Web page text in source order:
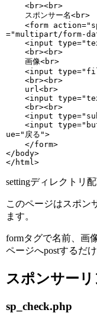
="multipart/form-
ue="戻る">
</body>
settingディレクトリ
このページはスポン
ます。
formタグで名前、画
ページへpostするだけ
スポンサー
sp_check.php